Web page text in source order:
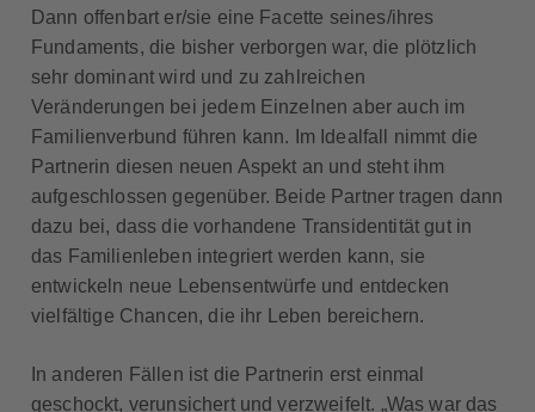
Dann offenbart er/sie eine Facette seines/ihres
Fundaments, die bisher verborgen war, die plötzlich
sehr dominant wird und zu zahlreichen
Veränderungen bei jedem Einzelnen aber auch im
Familienverbund führen kann. Im Idealfall nimmt die
Partnerin diesen neuen Aspekt an und steht ihm
aufgeschlossen gegenüber. Beide Partner tragen dann
dazu bei, dass die vorhandene Transidentität gut in
das Familienleben integriert werden kann, sie
entwickeln neue Lebensentwürfe und entdecken
vielfältige Chancen, die ihr Leben bereichern.
In anderen Fällen ist die Partnerin erst einmal
geschockt, verunsichert und verzweifelt. „Was war das